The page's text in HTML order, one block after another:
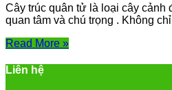
Cây trúc quân tử là loại cây
quan tâm và chú trọng . Không
Read More »
Liên hệ